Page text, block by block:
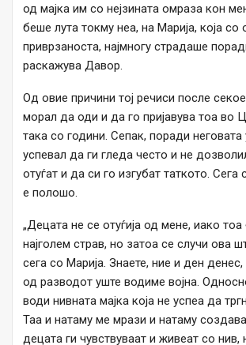
од мајка им со нејзината омраза кон
беше лута токму неа, на Марија, која со
приврзаноста, најмногу страдаше
раскажува Давор.
Од овие причини тој речиси после
морал да оди и да го пријавува тоа во
така со години. Сепак, поради неговата
успевал да ги гледа често и не
отуѓат и да си го изгубат таткото.
е полошо.
„Децата не се отуѓија од мене, иако
најголем страв, но затоа се случи ова
сега со Марија. Знаете, ние и ден
од разводот уште водиме војна.
води нивната мајка која не успеа да
Таа и натаму ме мрази и натаму
децата ги чувствуваат и живеат со нив,